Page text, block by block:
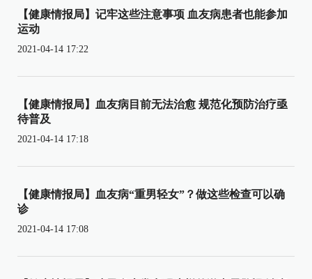
【健康情报局】记牢这些注意事项 血友病患者也能参加
运动
2021-04-14 17:22
【健康情报局】血友病目前无法治愈 规范化预防治疗亟
待普及
2021-04-14 17:18
【健康情报局】血友病“重男轻女”？做这些检查可以确
诊
2021-04-14 17:08